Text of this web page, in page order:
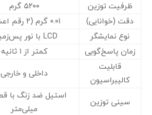
ظرفیت توزین
۵۲۰۰ گرم
دقت (خوانایی)
۰.۰۱ گرم (۲ رقم اعشار)
نوع نمایشگر
LCD با نور پس‌زمینه
زمان پاسخ‌گویی
کمتر از ۱ ثانیه
قابلیت
کالیبراسیون
داخلی و خارجی
سینی توزین
میلی‌متر